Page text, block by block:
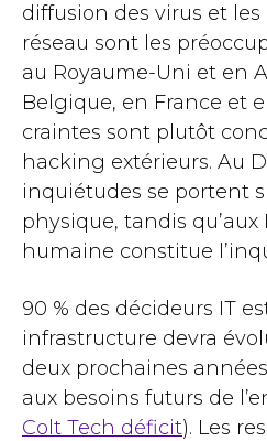
diffusion des virus et
réseau sont les
au Royaume-Uni et en
Belgique, en France et
craintes sont plutôt
hacking extérieurs. Au
inquiétudes se portent
physique, tandis qu’aux
humaine constitue
90 % des décideurs IT
infrastructure devra
deux prochaines
aux besoins futurs de
Colt Tech déficit). Les